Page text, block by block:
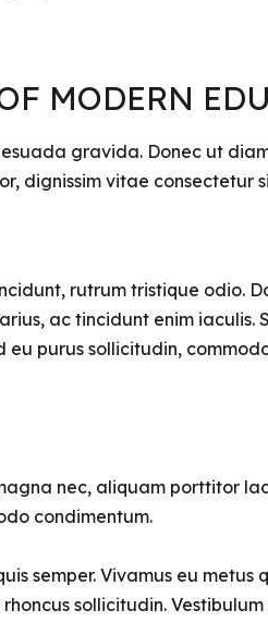
MODERN
gravida. Donec ut
dignissim vitae
rutrum tristique odio.
ac tincidunt enim
eu purus sollicitudin,
nec, aliquam porttitor
condimentum.
semper. Vivamus eu
sollicitudin.